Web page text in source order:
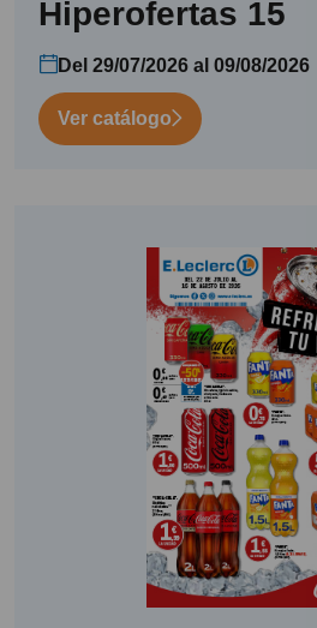
Hiperofertas 15
Del 29/07/2026 al 09/08/2026
Ver catálogo